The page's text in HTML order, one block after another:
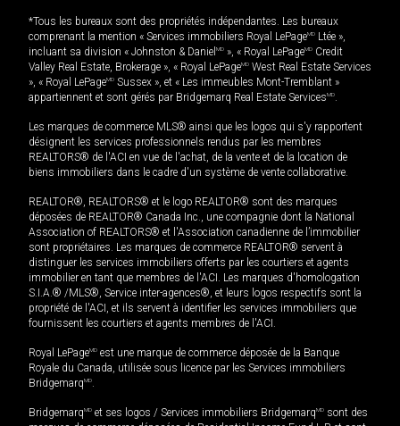
*Tous les bureaux sont des propriétés indépendantes. Les bureaux
comprenant la mention « Services immobiliers Royal LePageMD Ltée »,
incluant sa division « Johnston & Daniel MD », « Royal LePageMD Credit
Valley Real Estate, Brokerage », « Royal LePageMD West Real Estate Services
», « Royal LePageMD Sussex », et « Les immeubles Mont-Tremblant »
appartiennent et sont gérés par Bridgemarq Real Estate ServicesMD.
Les marques de commerce MLS® ainsi que les logos qui s'y rapportent
désignent les services professionnels rendus par les membres
REALTORS® de l'ACI en vue de l'achat, de la vente et de la location de
biens immobiliers dans le cadre d'un système de vente collaborative.
REALTOR®, REALTORS® et le logo REALTOR® sont des marques
déposées de REALTOR® Canada Inc., une compagnie dont la National
Association of REALTORS® et l'Association canadienne de l’immobilier
sont propriétaires. Les marques de commerce REALTOR® servent à
distinguer les services immobiliers offerts par les courtiers et agents
immobilier en tant que membres de l'ACI. Les marques d'homologation
S.I.A.® /MLS®, Service inter-agences®, et leurs logos respectifs sont la
propriété de l'ACI, et ils servent à identifier les services immobiliers que
fournissent les courtiers et agents membres de l'ACI.
Royal LePageMD est une marque de commerce déposée de la Banque
Royale du Canada, utilisée sous licence par les Services immobiliers
BridgemarqMD.
BridgemarqMD et ses logos / Services immobiliers BridgemarqMD sont des